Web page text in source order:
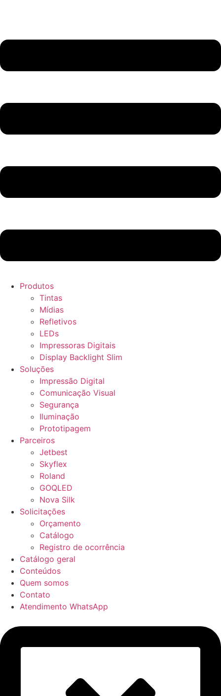
Produtos
Tintas
Mídias
Refletivos
LEDs
Impressoras Digitais
Display Backlight Slim
Soluções
Impressão Digital
Comunicação Visual
Segurança
Iluminação
Prototipagem
Parceiros
Jetbest
Skyflex
Roland
GOQLED
Nova Silk
Solicitações
Orçamento
Catálogo
Registro de ocorrência
Catálogo geral
Conteúdos
Quem somos
Contato
Atendimento WhatsApp